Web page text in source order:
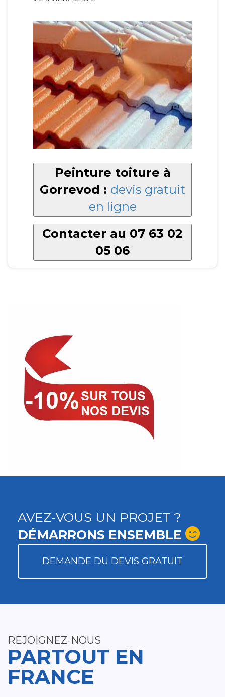
Peinture toiture à
Gorrevod : devis gratuit
en ligne
Contacter au 07 63 02
05 06
AVEZ-VOUS UN PROJET ?
DÉMARRONS ENSEMBLE
DEMANDE DU DEVIS GRATUIT
REJOIGNEZ-NOUS
PARTOUT EN
FRANCE